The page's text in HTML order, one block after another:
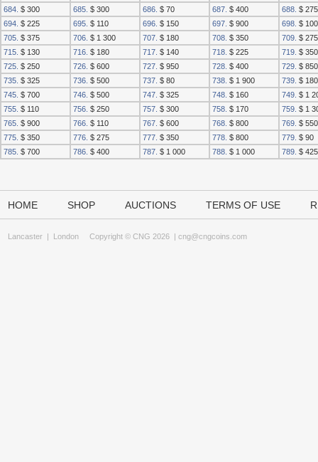
684. $ 300 685. $ 300 686. $ 70 687. $ 400 688. $ 275
694. $ 225 695. $ 110 696. $ 150 697. $ 900 698. $ 100
705. $ 375 706. $ 1 300 707. $ 180 708. $ 350 709. $ 275
715. $ 130 716. $ 180 717. $ 140 718. $ 225 719. $ 350
725. $ 250 726. $ 600 727. $ 950 728. $ 400 729. $ 850
735. $ 325 736. $ 500 737. $ 80 738. $ 1 900 739. $ 180
745. $ 700 746. $ 500 747. $ 325 748. $ 160 749. $ 1
755. $ 110 756. $ 250 757. $ 300 758. $ 170 759. $ 1
765. $ 900 766. $ 110 767. $ 600 768. $ 800 769. $ 550
775. $ 350 776. $ 275 777. $ 350 778. $ 800 779. $ 90
785. $ 700 786. $ 400 787. $ 1 000 788. $ 1 000 789. $ 425
HOME SHOP AUCTIONS TERMS OF USE
Lancaster | London Copyright © CNG 2026 | cng@cngcoins.com